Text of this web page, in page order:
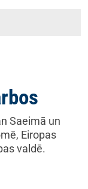
Saeimā un
Eiropas
valdē.